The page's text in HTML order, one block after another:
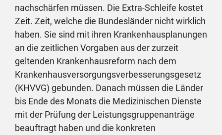
nachschärfen müssen. Die Extra-Schleife kostet
Zeit. Zeit, welche die Bundesländer nicht wirklich
haben. Sie sind mit ihren Krankenhausplanungen
an die zeitlichen Vorgaben aus der zurzeit
geltenden Krankenhausreform nach dem
Krankenhausversorgungsverbesserungsgesetz
(KHVVG) gebunden. Danach müssen die Länder
bis Ende des Monats die Medizinischen Dienste
mit der Prüfung der Leistungsgruppenanträge
beauftragt haben und die konkreten